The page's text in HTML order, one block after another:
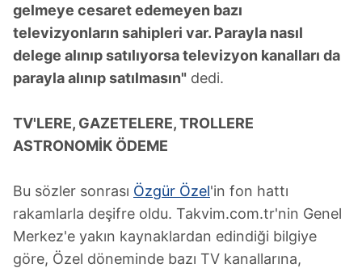
gelmeye cesaret edemeyen bazı
televizyonların sahipleri var. Parayla nasıl
delege alınıp satılıyorsa televizyon kanalları da
parayla alınıp satılmasın" dedi.
TV'LERE, GAZETELERE, TROLLERE
ASTRONOMİK ÖDEME
Bu sözler sonrası Özgür Özel'in fon hattı
rakamlarla deşifre oldu. Takvim.com.tr'nin Genel
Merkez'e yakın kaynaklardan edindiği bilgiye
göre, Özel döneminde bazı TV kanallarına,